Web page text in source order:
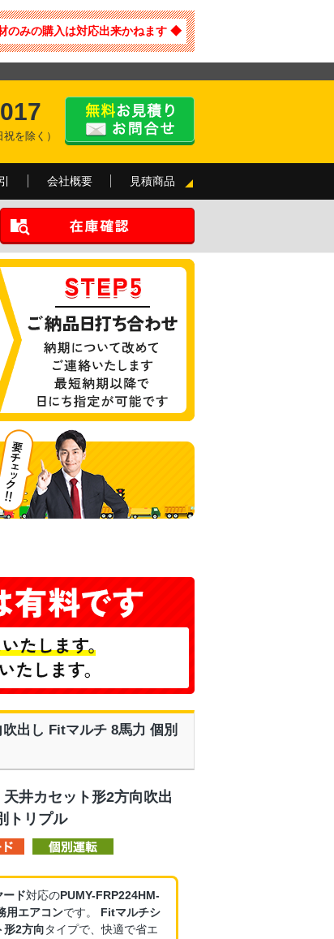
のみの購入は対応出来かねます ◆
を除く）
会社概要 見積商品
出し Fitマルチ 8馬力 個別
井カセット形2方向吹出
トリプル
ード対応のPUMY-FRP224HM-
用エアコンです。 Fitマルチシ
形2方向タイプで、快適で省エ